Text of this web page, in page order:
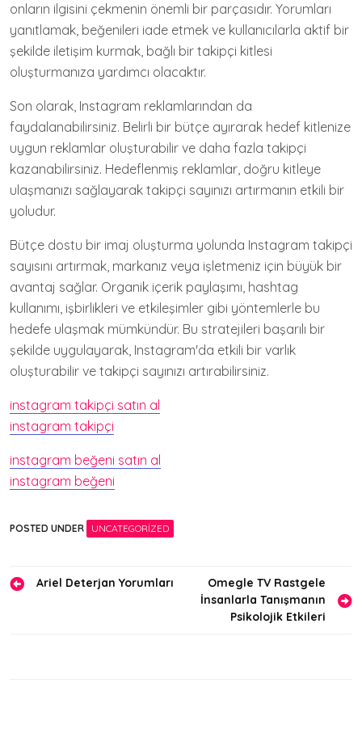
onların ilgisini çekmenin önemli bir parçasıdır. Yorumları
yanıtlamak, beğenileri iade etmek ve kullanıcılarla aktif bir
şekilde iletişim kurmak, bağlı bir takipçi kitlesi
oluşturmanıza yardımcı olacaktır.
Son olarak, Instagram reklamlarından da
faydalanabilirsiniz. Belirli bir bütçe ayırarak hedef kitlenize
uygun reklamlar oluşturabilir ve daha fazla takipçi
kazanabilirsiniz. Hedeflenmiş reklamlar, doğru kitleye
ulaşmanızı sağlayarak takipçi sayınızı artırmanın etkili bir
yoludur.
Bütçe dostu bir imaj oluşturma yolunda Instagram takipçi
sayısını artırmak, markanız veya işletmeniz için büyük bir
avantaj sağlar. Organik içerik paylaşımı, hashtag
kullanımı, işbirlikleri ve etkileşimler gibi yöntemlerle bu
hedefe ulaşmak mümkündür. Bu stratejileri başarılı bir
şekilde uygulayarak, Instagram'da etkili bir varlık
oluşturabilir ve takipçi sayınızı artırabilirsiniz.
instagram takipçi satın al
instagram takipçi
instagram beğeni satın al
instagram beğeni
POSTED UNDER UNCATEGORIZED
YazıAriel Deterjan Yorumları
Omegle TV Rastgele
İnsanlarla Tanışmanın
Psikolojik Etkileri